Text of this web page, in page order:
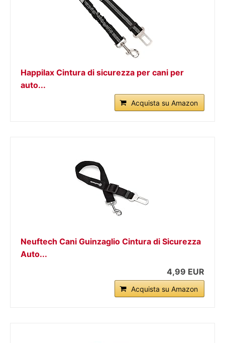
Happilax Cintura di sicurezza per cani per
auto...
Acquista su Amazon
Neuftech Cani Guinzaglio Cintura di Sicurezza
Auto...
4,99 EUR
Acquista su Amazon